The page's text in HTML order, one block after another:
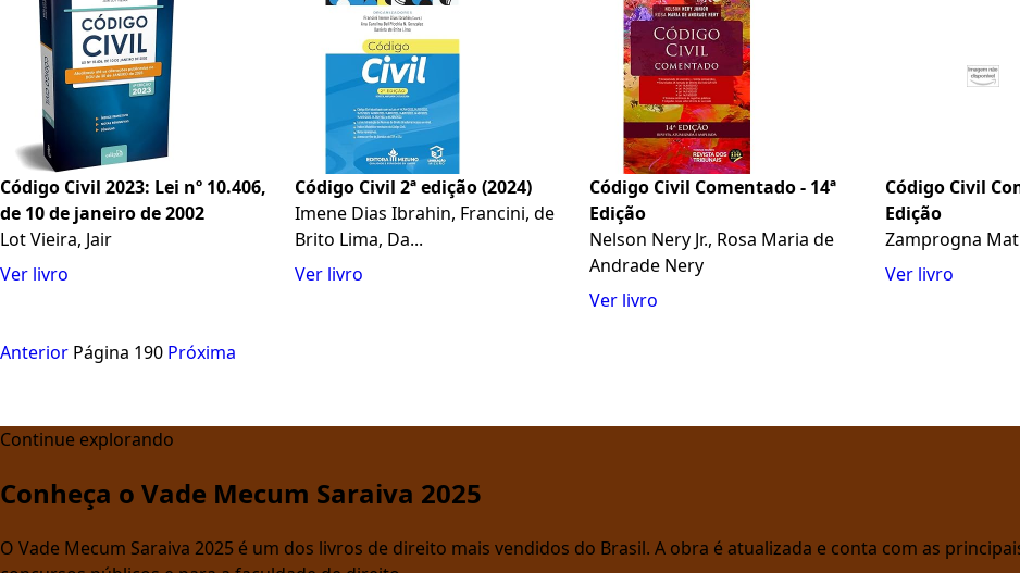
Código Civil 2023: Lei nº 10.406,
de 10 de janeiro de 2002
Lot Vieira, Jair
Ver livro
Código Civil 2ª edição (2024)
Imene Dias Ibrahin, Francini, de
Brito Lima, Da...
Ver livro
Código Civil Comentado - 14ª
Edição
Nelson Nery Jr., Rosa Maria de
Andrade Nery
Ver livro
Código Civil
Edição
Zamprogna
Ver livro
Anterior Página 190 Próxima
Continue explorando
Conheça o Vade Mecum Saraiva 2025
O Vade Mecum Saraiva 2025 é um dos livros de direito mais vendidos do Brasil. A obra é atualizada e conta com as